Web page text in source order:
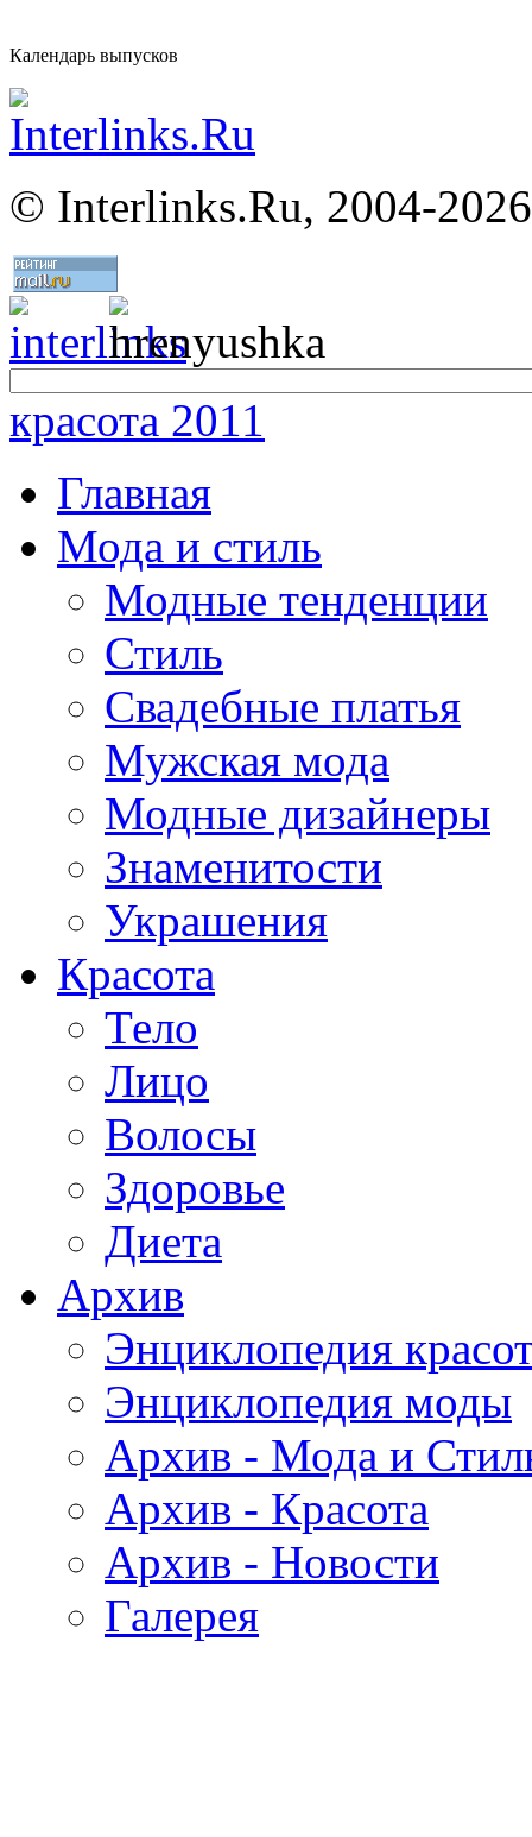
Календарь выпусков
© Interlinks.Ru, 2004-2026
красота 2011
Главная
Мода и стиль
Модные тенденции
Стиль
Свадебные платья
Мужская мода
Модные дизайнеры
Знаменитости
Украшения
Красота
Тело
Лицо
Волосы
Здоровье
Диета
Архив
Энциклопедия
Энциклопедия моды
Архив - Мода и
Архив - Красота
Архив - Новости
Галерея